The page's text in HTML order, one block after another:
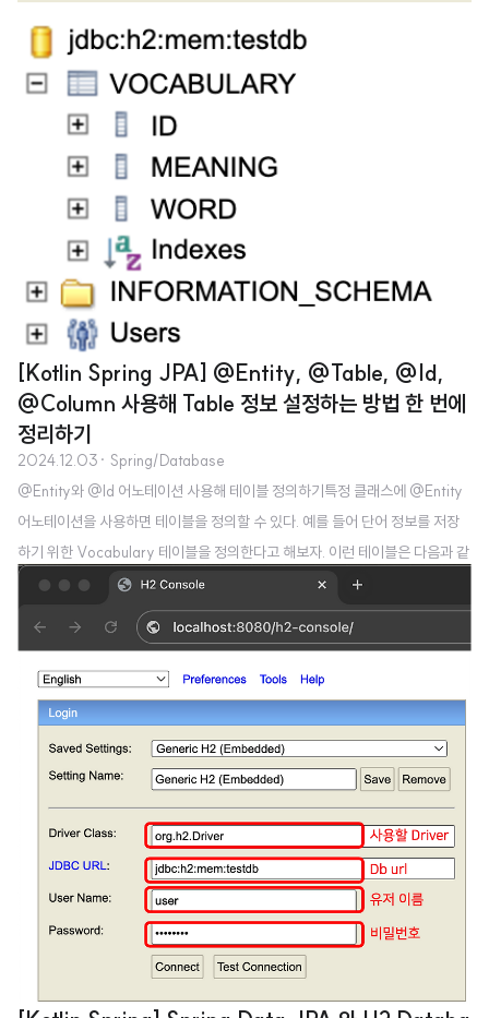
니, 이번 글에서는 쿼리를 만들어 실행해보자.일반적으로 쿼리를 실행하기 위해
서는 쿼리문을 작성해야 하지만, Spring Data JPA를 사용하면 기본적인 쿼리
문을 모두 기본으로 생성되게 만들 수 있는데 이런 역할을 하는 것이 바로 Jpa
Repository이다. 지금부터 JpaRepository를 사용해 쿼리를 만들어 실행해
보자. JpaRepository 상속..
[Kotlin Spring JPA] @Entity, @Table, @Id,
@Column 사용해 Table 정보 설정하는 방법 한 번에
정리하기
2024.12.03 · Spring/Database
@Entity와 @Id 어노테이션 사용해 테이블 정의하기특정 클래스에 @Entity
어노테이션을 사용하면 테이블을 정의할 수 있다. 예를 들어 단어 정보를 저장
하기 위한 Vocabulary 테이블을 정의한다고 해보자. 이런 테이블은 다음과 같
이 정의될 수 있다. @Entitydata class Vocabulary( @Id val id: String =
UUID.randomUUID().toString(), val word: String, val meaning: Strin
g) 이 테이블의 이름은 클래스의 이름과 같은 Vocabulary가 되며, 내부에는
아이디 id, 단어 word, 뜻 meaning 세가지 필드를 가진다. 테이블에는 꼭 Pri
mary Key가 필요하기 때문에 id 변..